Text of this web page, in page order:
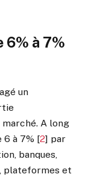
6% à 7%
un
A long
6 à 7% [2] par
banques,
plateformes et